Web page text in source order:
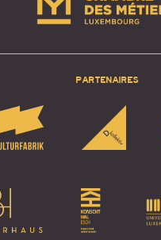
PARTENAIRES